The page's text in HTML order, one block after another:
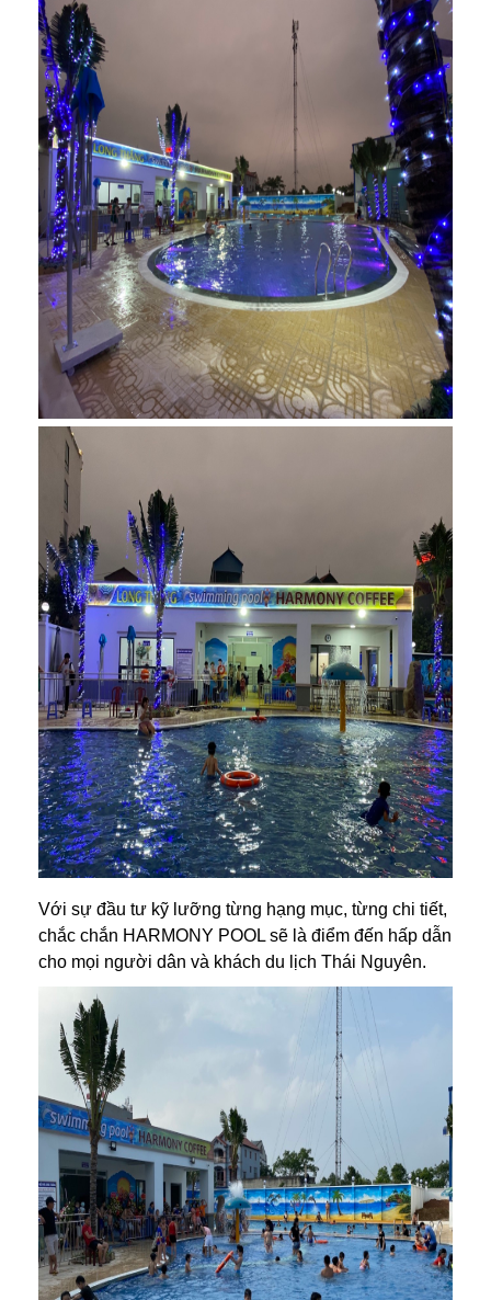
Với sự đầu tư kỹ lưỡng từng hạng mục, từng chi tiết,
chắc chắn HARMONY POOL sẽ là điểm đến hấp dẫn
cho mọi người dân và khách du lịch Thái Nguyên.